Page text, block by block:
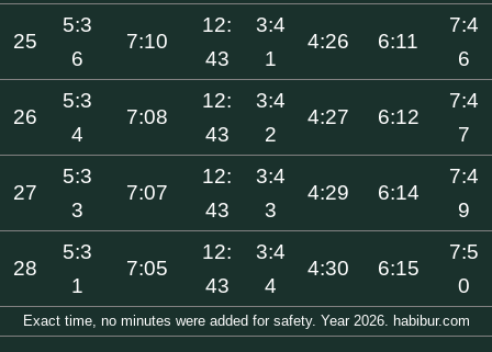
25
5:3
6
7:10
12:
43
3:4
1
4:26 6:11
7:4
6
26
5:3
4
7:08
12:
43
3:4
2
4:27 6:12
7:4
7
27
5:3
3
7:07
12:
43
3:4
3
4:29 6:14
7:4
9
28
5:3
1
7:05
12:
43
3:4
4
4:30 6:15
7:5
0
Exact time, no minutes were added for safety. Year 2026. habibur.com